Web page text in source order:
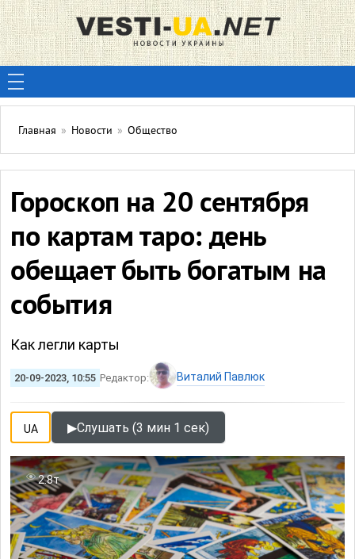
Главная » Новости » Общество
Гороскоп на 20 сентября
по картам таро: день
обещает быть богатым на
события
Как легли карты
20-09-2023, 10:55 Редактор: Виталий Павлюк
UA ▶Слушать (3 мин 1 сек)
2.8т